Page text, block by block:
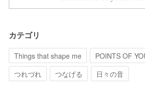
カテゴリ
Things that shape me POINTS OF
つれづれ
つなげる 日々の音